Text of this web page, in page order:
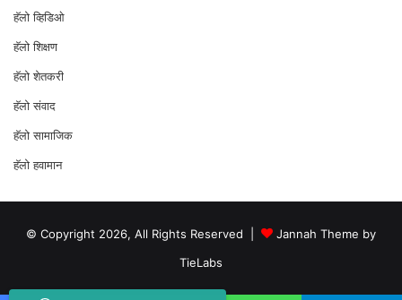
⁠हॅलो व्हिडिओ
हॅलो शिक्षण
⁠हॅलो शेतकरी
⁠हॅलो संवाद
हॅलो सामाजिक
हॅलो हवामान
© Copyright 2026, All Rights Reserved |
Jannah Theme by
TieLabs